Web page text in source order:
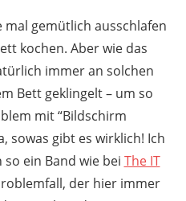
gemütlich ausschlafen
kochen. Aber wie das
immer an solchen
Bett geklingelt – um so
mit “Bildschirm
sowas gibt es wirklich! Ich
so ein Band wie bei The IT
der hier immer